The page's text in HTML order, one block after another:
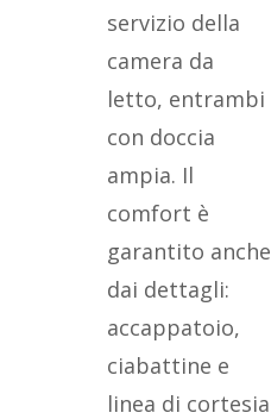
servizio della
camera da
letto, entrambi
con doccia
ampia. Il
comfort è
garantito anche
dai dettagli:
accappatoio,
ciabattine e
linea di cortesia